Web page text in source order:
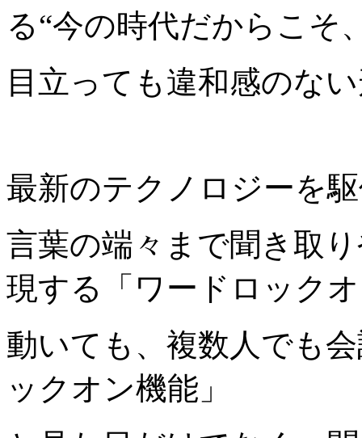
る“今の時代だからこそ
目立っても違和感のな
最新のテクノロジーを
言葉の端々まで聞き取
現する「ワードロック
動いても、複数人でも
ックオン機能」